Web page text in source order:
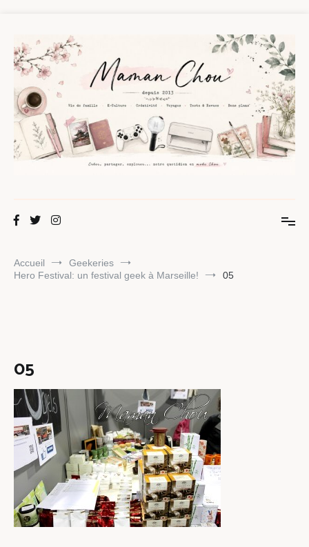
contenu
Maman Chou
Accueil
Geekeries
Hero Festival: un festival geek à Marseille!
05
05